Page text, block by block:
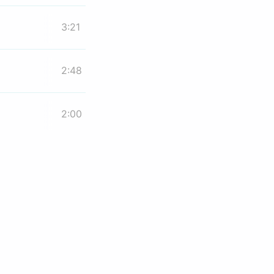
3:21
2:48
2:00